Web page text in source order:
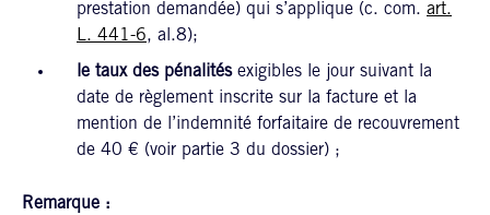
prestation demandée) qui s’applique (c. com. art.
L. 441-6, al.8);
le taux des pénalitésexigibles le jour suivant la
date de règlement inscrite sur la facture et la
mention de l’indemnité forfaitaire de recouvrement
de 40 € (voir partie 3 du dossier) ;
Remarque :